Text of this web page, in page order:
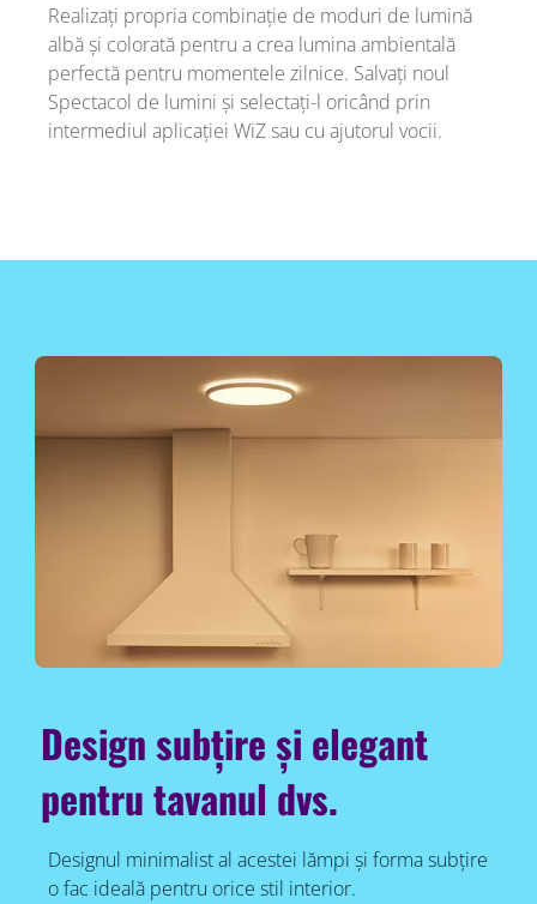
Realizați propria combinație de moduri de lumină
albă și colorată pentru a crea lumina ambientală
perfectă pentru momentele zilnice. Salvați noul
Spectacol de lumini și selectați-l oricând prin
intermediul aplicației WiZ sau cu ajutorul vocii.
Design subțire și elegant
pentru tavanul dvs.
Designul minimalist al acestei lămpi și forma subțire
o fac ideală pentru orice stil interior.